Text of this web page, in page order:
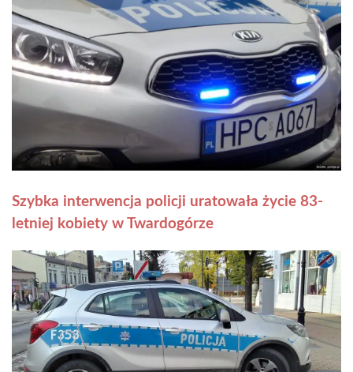
Szybka interwencja policji uratowała życie 83-
letniej kobiety w Twardogórze